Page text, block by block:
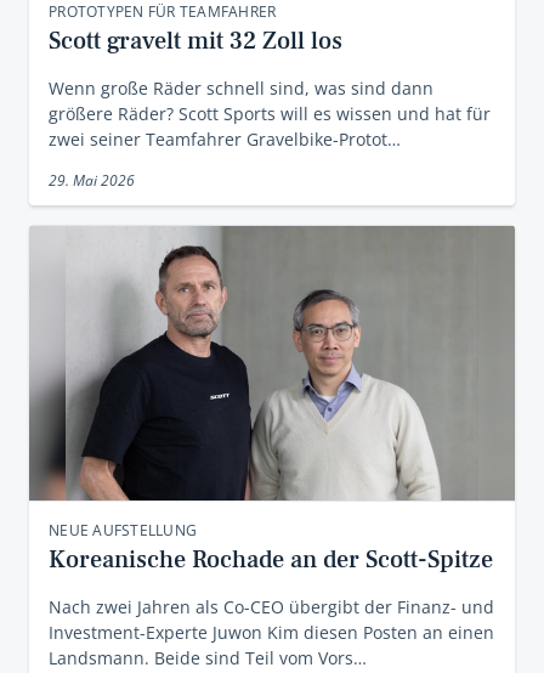
PROTOTYPEN FÜR TEAMFAHRER
Scott gravelt mit 32 Zoll los
Wenn große Räder schnell sind, was sind dann
größere Räder? Scott Sports will es wissen und hat für
zwei seiner Teamfahrer Gravelbike-Protot…
29. Mai 2026
NEUE AUFSTELLUNG
Koreanische Rochade an der Scott-Spitze
Nach zwei Jahren als Co-CEO übergibt der Finanz- und
Investment-Experte Juwon Kim diesen Posten an einen
Landsmann. Beide sind Teil vom Vors…